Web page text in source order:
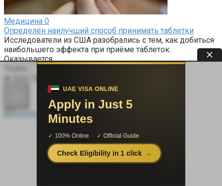
Медицина 0
Определён наилучший способ принимать таблетки
Исследователи из США разобрались с тем, как добиться
наибольшего эффекта при приёме таблеток.
Оказывается,